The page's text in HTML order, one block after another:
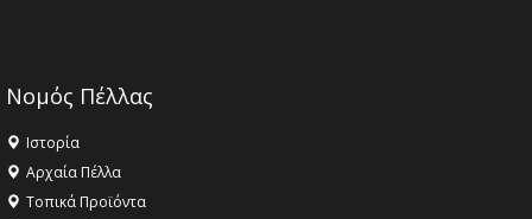
Νομός Πέλλας
Ιστορία
Αρχαία Πέλλα
Τοπικά Προϊόντα